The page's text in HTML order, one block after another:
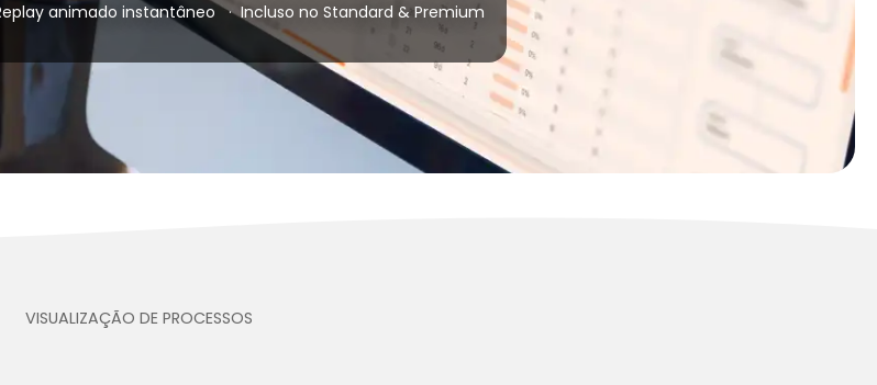
animado instantâneo · Incluso no Standard & Premium
VISUALIZAÇÃO DE PROCESSOS